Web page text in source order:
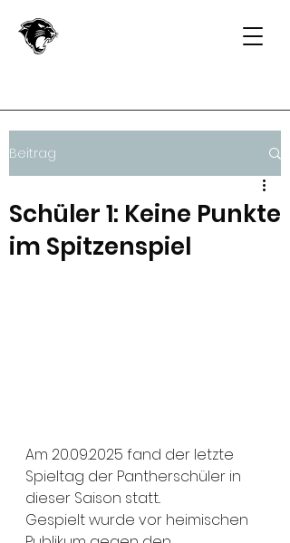
Beitrag
Schüler 1: Keine Punkte
im Spitzenspiel
Am 20.09.2025 fand der letzte
Spieltag der Pantherschüler in
dieser Saison statt..
Gespielt wurde vor heimischen